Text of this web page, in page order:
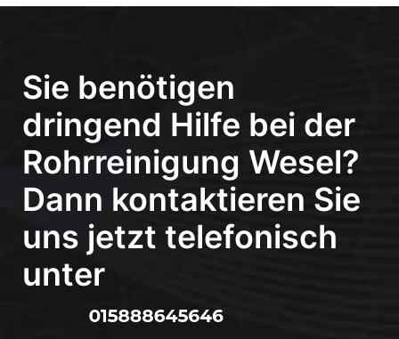
Sie benötigen
dringend Hilfe bei der
Rohrreinigung Wesel?
Dann kontaktieren Sie
uns jetzt telefonisch
unter